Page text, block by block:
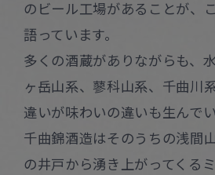
のビール工場があることが、
語っています。
多くの酒蔵がありながらも、
ヶ岳山系、蓼科山系、千曲川
違いが味わいの違いも生んで
千曲錦酒造はそのうちの浅間
の井戸から湧き上がってくる